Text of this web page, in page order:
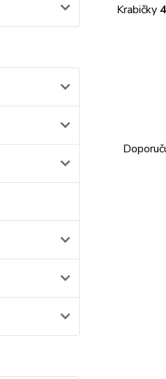
Krabičky